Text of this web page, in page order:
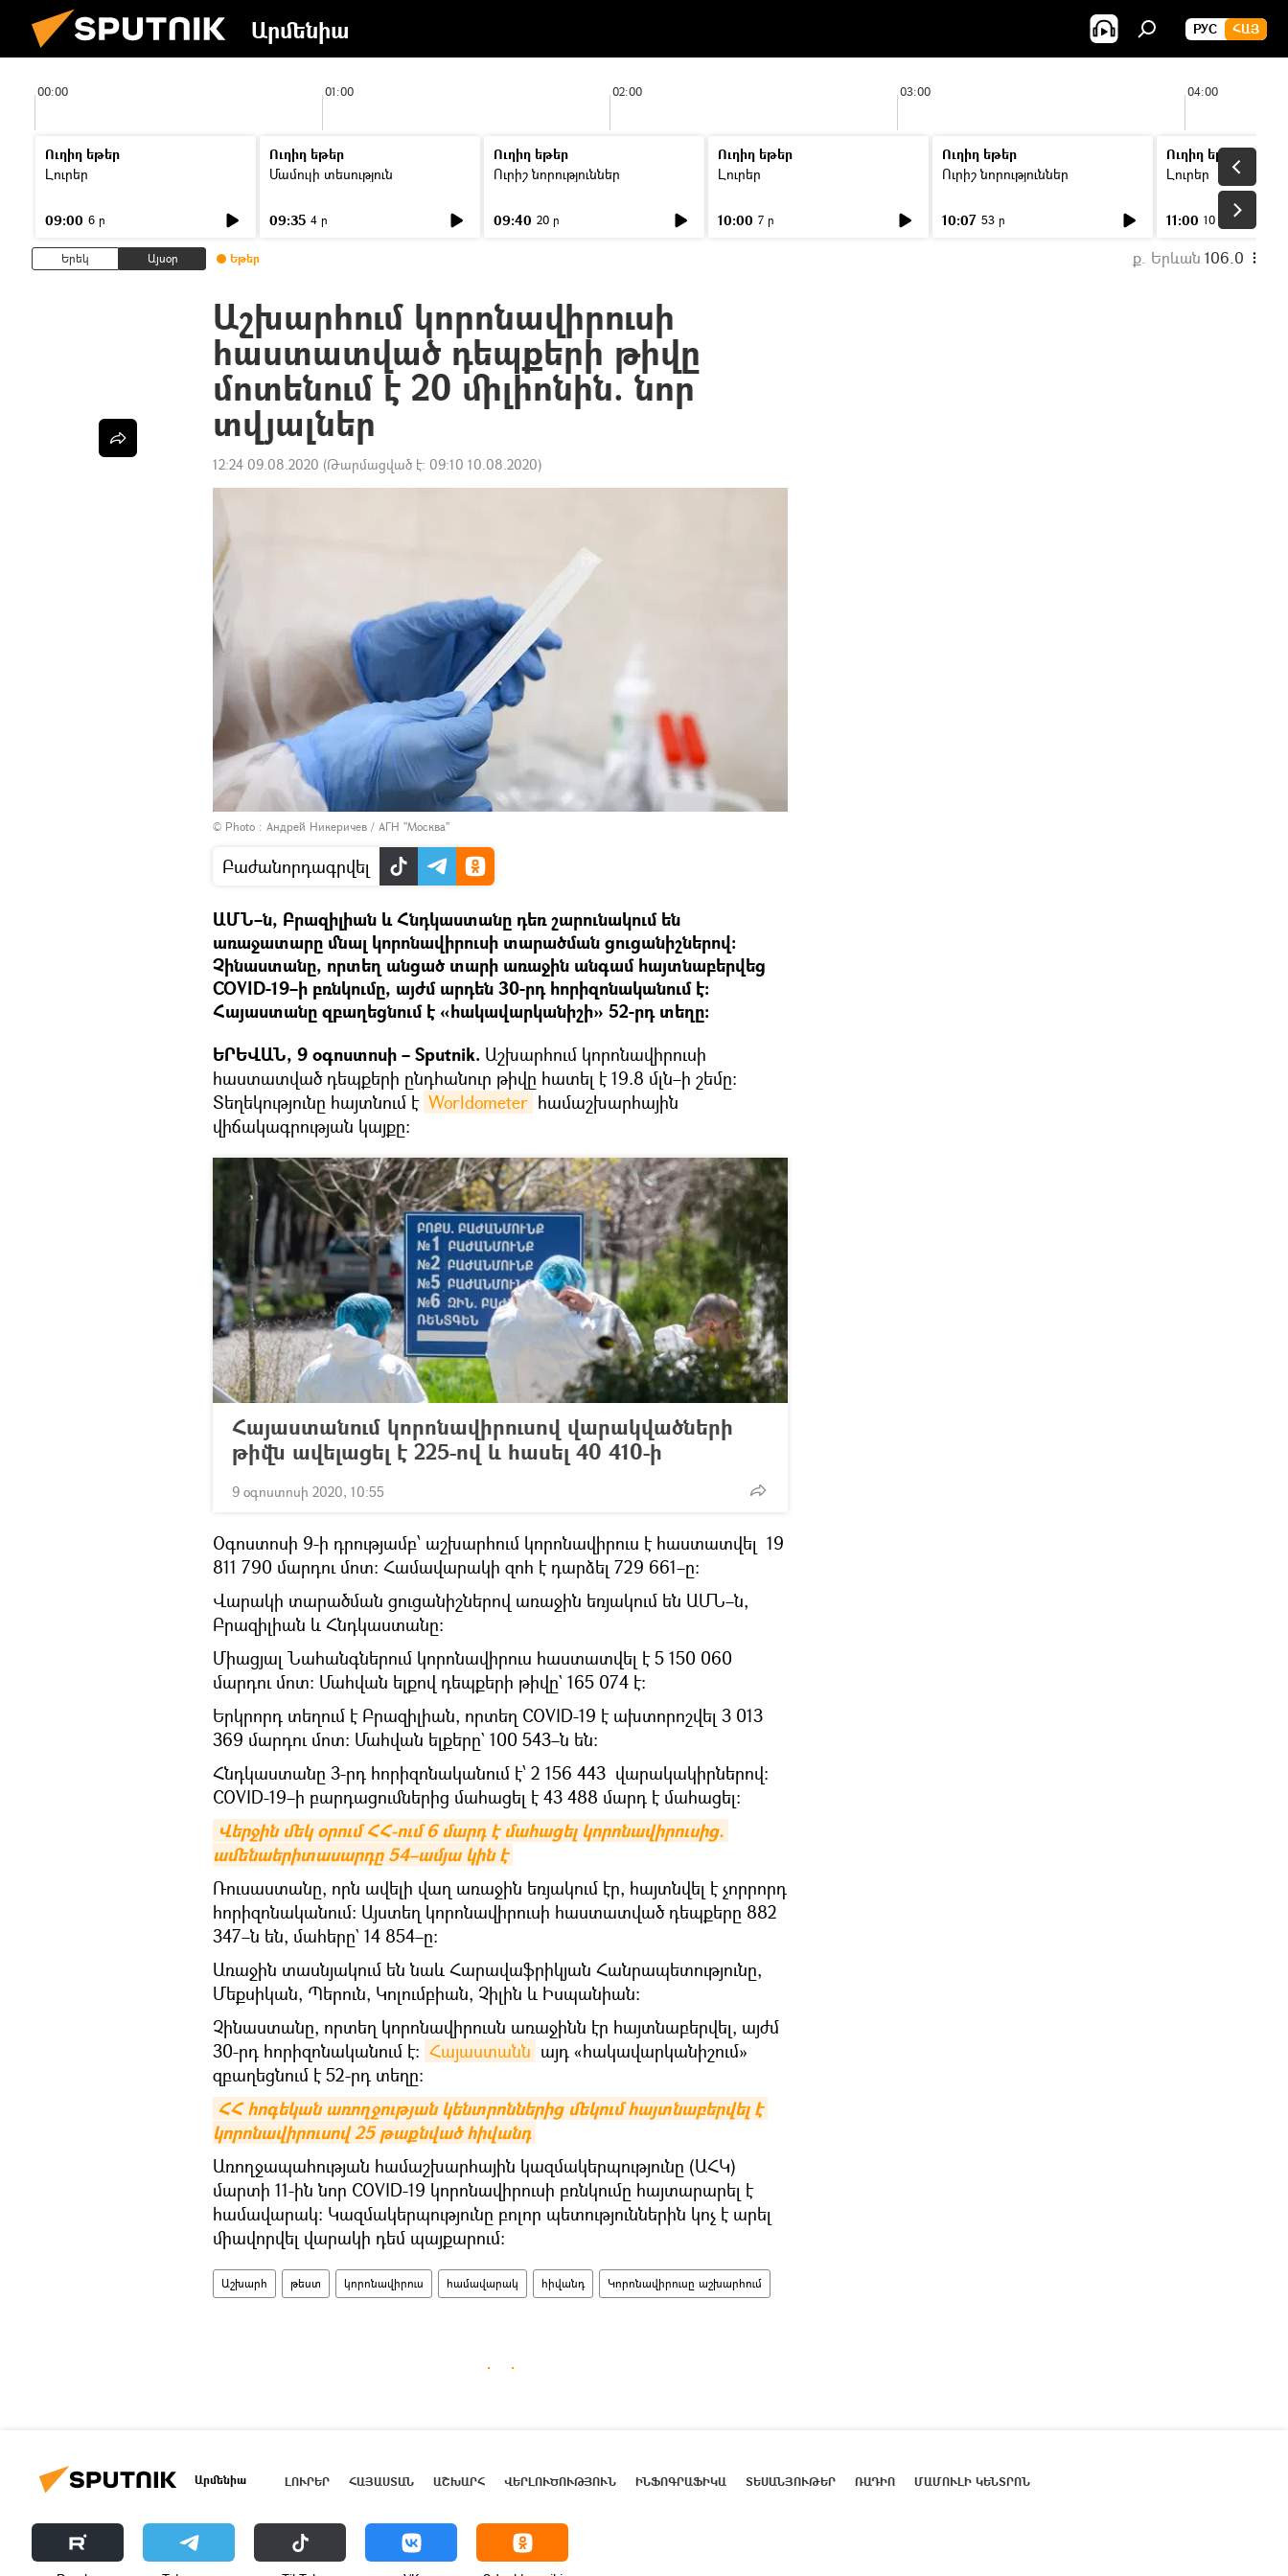
Արմենիա РУС ՀԱՅ
00:00 01:00 02:00 03:00 04:00
Ուղիղ եթեր
Լուրեր
09:00 6 ր
Ուղիղ եթեր
Մամուլի տեսություն
09:35 4 ր
Ուղիղ եթեր
Ուրիշ նորություններ
09:40 20 ր
Ուղիղ եթեր
Լուրեր
10:00 7 ր
Ուղիղ եթեր
Ուրիշ նորություններ
10:07 53 ր
Ուղիղ եթեր
Լուրեր
11:00 10 ր
Երեկ Այսօր Եթեր ք. Երևան 106.0
Աշխարհում կորոնավիրուսի
հաստատված դեպքերի թիվը
մոտենում է 20 միլիոնին. նոր
տվյալներ
12:24 09.08.2020 (Թարմացված է: 09:10 10.08.2020)
© Photo : Андрей Никеричев / АГН "Москва"
Բաժանորդագրվել
ԱՄՆ–ն, Բրազիլիան և Հնդկաստանը դեռ շարունակում են
առաջատարը մնալ կորոնավիրուսի տարածման ցուցանիշներով։
Չինաստանը, որտեղ անցած տարի առաջին անգամ հայտնաբերվեց
COVID-19–ի բռնկումը, այժմ արդեն 30-րդ հորիզոնականում է։
Հայաստանը զբաղեցնում է «հակավարկանիշի» 52-րդ տեղը։
ԵՐԵՎԱՆ, 9 օգոստոսի – Sputnik. Աշխարհում կորոնավիրուսի
հաստատված դեպքերի ընդհանուր թիվը հատել է 19.8 մլն–ի շեմը։
Տեղեկությունը հայտնում է Worldometer համաշխարհային
վիճակագրության կայքը։
Հայաստանում կորոնավիրուսով վարակվածների
թիվն ավելացել է 225-ով և հասել 40 410-ի
9 օգոստոսի 2020, 10:55
Օգոստոսի 9-ի դրությամբ՝ աշխարհում կորոնավիրուս է հաստատվել 19
811 790 մարդու մոտ։ Համավարակի զոհ է դարձել 729 661–ը։
Վարակի տարածման ցուցանիշներով առաջին եռյակում են ԱՄՆ–ն,
Բրազիլիան և Հնդկաստանը։
Միացյալ Նահանգներում կորոնավիրուս հաստատվել է 5 150 060
մարդու մոտ։ Մահվան ելքով դեպքերի թիվը` 165 074 է։
Երկրորդ տեղում է Բրազիլիան, որտեղ COVID-19 է ախտորոշվել 3 013
369 մարդու մոտ։ Մահվան ելքերը` 100 543–ն են։
Հնդկաստանը 3-րդ հորիզոնականում է՝ 2 156 443 վարակակիրներով։
COVID-19–ի բարդացումներից մահացել է 43 488 մարդ է մահացել։
Վերջին մեկ օրում ՀՀ-ում 6 մարդ է մահացել կորոնավիրուսից.
ամենաերիտասարդը 54–ամյա կին է
Ռուսաստանը, որն ավելի վաղ առաջին եռյակում էր, հայտնվել է չորրորդ
հորիզոնականում։ Այստեղ կորոնավիրուսի հաստատված դեպքերը 882
347–ն են, մահերը` 14 854–ը։
Առաջին տասնյակում են նաև Հարավաֆրիկյան Հանրապետությունը,
Մեքսիկան, Պերուն, Կոլումբիան, Չիլին և Իսպանիան։
Չինաստանը, որտեղ կորոնավիրուսն առաջինն էր հայտնաբերվել, այժմ
30-րդ հորիզոնականում է։ Հայաստանն այդ «հակավարկանիշում»
զբաղեցնում է 52-րդ տեղը։
ՀՀ հոգեկան առողջության կենտրոններից մեկում հայտնաբերվել է
կորոնավիրուսով 25 թաքնված հիվանդ
Առողջապահության համաշխարհային կազմակերպությունը (ԱՀԿ)
մարտի 11-ին նոր COVID-19 կորոնավիրուսի բռնկումը հայտարարել է
համավարակ: Կազմակերպությունը բոլոր պետություններին կոչ է արել
միավորվել վարակի դեմ պայքարում:
Աշխարհ թեստ կորոնավիրուս համավարակ հիվանդ Կորոնավիրուսը աշխարհում
Արմենիա ԼՈՒՐԵՐ ՀԱՅԱՍՏԱՆ ԱՇԽԱՐՀ ՎԵՐԼՈՒԾՈՒԹՅՈՒՆ ԻՆՖՈԳՐԱՖԻԿԱ ՏԵՍԱՆՅՈՒԹԵՐ ՌԱԴԻՈ ՄԱՄՈՒԼԻ ԿԵՆՏՐՈՆ